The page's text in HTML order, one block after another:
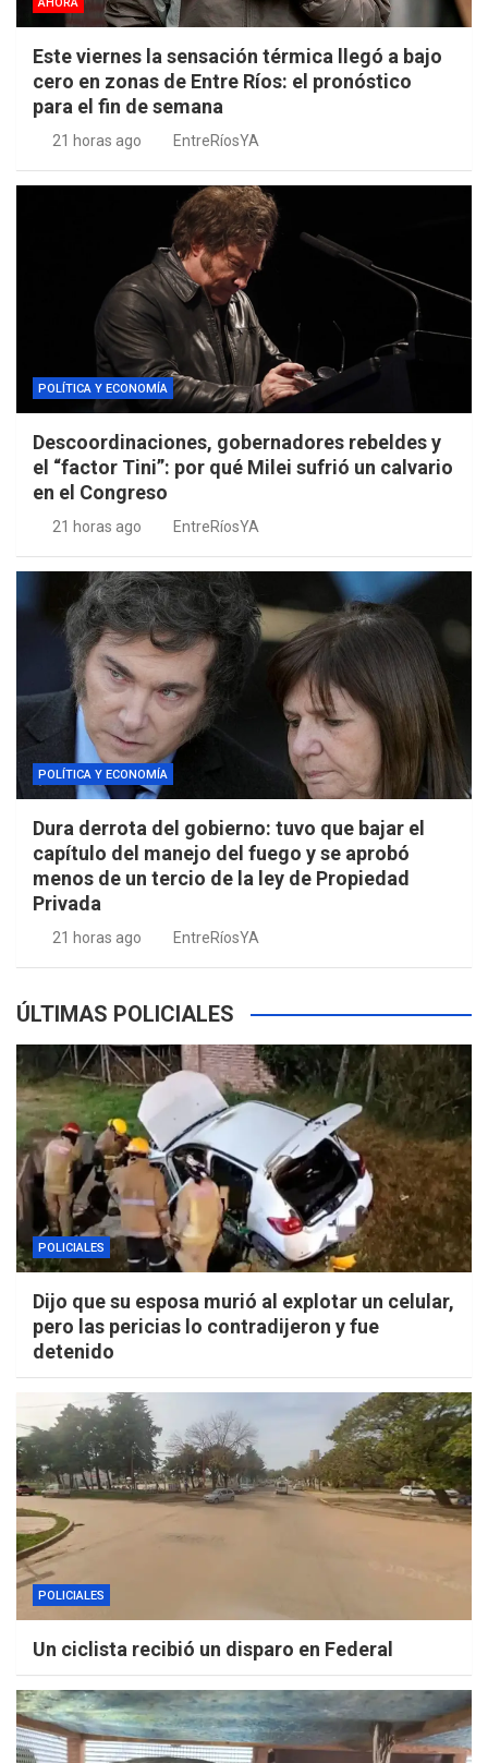
AHORA
Este viernes la sensación térmica llegó a bajo
cero en zonas de Entre Ríos: el pronóstico
para el fin de semana
21 horas ago EntreRíosYA
POLÍTICA Y ECONOMÍA
Descoordinaciones, gobernadores rebeldes y
el “factor Tini”: por qué Milei sufrió un calvario
en el Congreso
21 horas ago EntreRíosYA
POLÍTICA Y ECONOMÍA
Dura derrota del gobierno: tuvo que bajar el
capítulo del manejo del fuego y se aprobó
menos de un tercio de la ley de Propiedad
Privada
21 horas ago EntreRíosYA
ÚLTIMAS POLICIALES
POLICIALES
Dijo que su esposa murió al explotar un celular,
pero las pericias lo contradijeron y fue
detenido
POLICIALES
Un ciclista recibió un disparo en Federal